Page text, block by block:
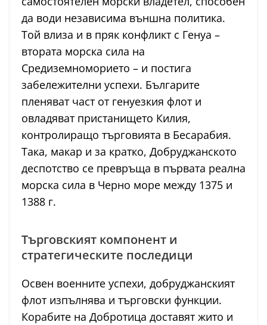
да води независима външна политика.
Той влиза и в пряк конфликт с Генуа –
втората морска сила на
Средиземноморието – и постига
забележителни успехи. Българите
пленяват част от генуезкия флот и
овладяват пристанището Килия,
контролиращо търговията в Бесарабия.
Така, макар и за кратко, Добруджанското
деспотство се превръща в първата реална
морска сила в Черно море между 1375 и
1388 г.
Търговският компонент и
стратегическите последици
Освен военните успехи, добруджанският
флот изпълнява и търговски функции.
Корабите на Добротица доставят жито и